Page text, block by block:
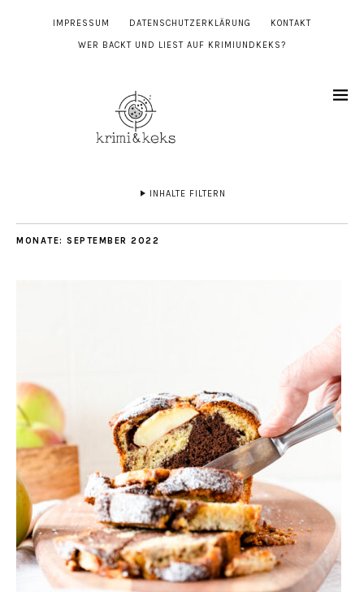
IMPRESSUM DATENSCHUTZERKLÄRUNG KONTAKT
WER BACKT UND LIEST AUF KRIMIUNDKEKS?
INHALTE FILTERN
MONATE: SEPTEMBER 2022